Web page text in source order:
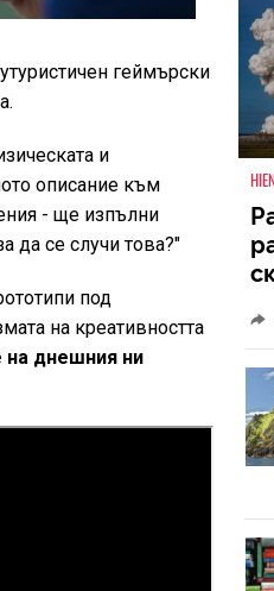
геймърски
и
описание към
- ще изпълни
да се случи това?"
под
на креативността
днешния ни